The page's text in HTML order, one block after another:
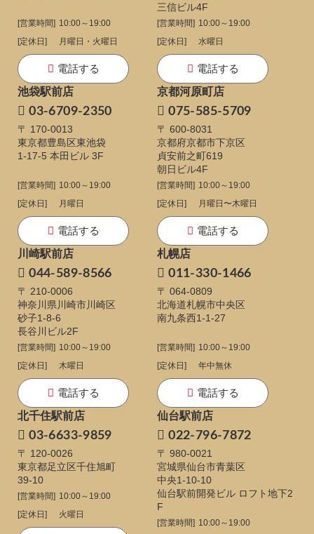
[営業時間] 10:00～19:00
[定休日]
月曜日・火曜日
電話する
三信ビル4F
[営業時間] 10:00～19:00
[定休日]
水曜日
電話する
池袋駅前店
03-6709-2350
〒 170-0013
東京都豊島区東池袋
1-17-5 本田ビル 3F
[営業時間] 10:00～19:00
[定休日]
月曜日
電話する
京都河原町店
075-585-5709
〒 600-8031
京都府京都市下京区
貞安前之町619
朝日ビル4F
[営業時間] 10:00～19:00
[定休日]
月曜日〜木曜日
電話する
川崎駅前店
044-589-8566
〒 210-0006
神奈川県川崎市川崎区
砂子1-8-6
長谷川ビル2F
[営業時間] 10:00～19:00
[定休日]
木曜日
電話する
札幌店
011-330-1466
〒 064-0809
北海道札幌市中央区
南九条西1-1-27
[営業時間] 10:00～19:00
[定休日]
年中無休
電話する
北千住駅前店
03-6633-9859
〒 120-0026
東京都足立区千住旭町
39-10
[営業時間] 10:00～19:00
[定休日]
火曜日
仙台駅前店
022-796-7872
〒 980-0021
宮城県仙台市青葉区
中央1-10-10
仙台駅前開発ビル ロフト地下2
F
[営業時間] 10:00～19:00